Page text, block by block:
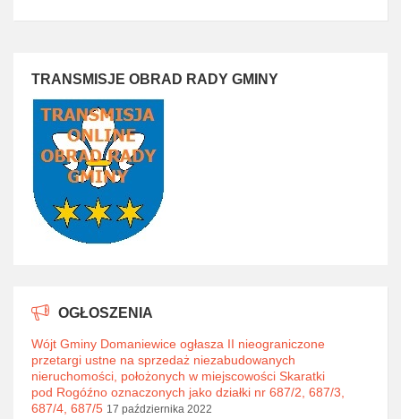
TRANSMISJE OBRAD RADY GMINY
OGŁOSZENIA
Wójt Gminy Domaniewice ogłasza II nieograniczone
przetargi ustne na sprzedaż niezabudowanych
nieruchomości, położonych w miejscowości Skaratki
pod Rogóźno oznaczonych jako działki nr 687/2, 687/3,
687/4, 687/5 17 października 2022